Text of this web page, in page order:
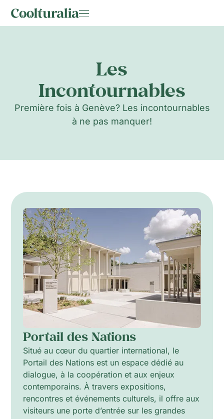
Les
Incontournables
Première fois à Genève? Les incontournables
à ne pas manquer!
Portail des Nations
Situé au cœur du quartier international, le
Portail des Nations est un espace dédié au
dialogue, à la coopération et aux enjeux
contemporains. À travers expositions,
rencontres et événements culturels, il offre aux
visiteurs une porte d’entrée sur les grandes